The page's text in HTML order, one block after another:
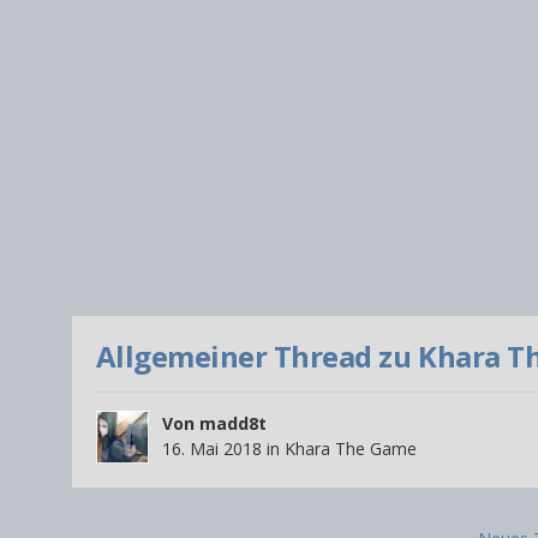
Allgemeiner Thread zu Khara
Von madd8t
16. Mai 2018 in Khara The Game